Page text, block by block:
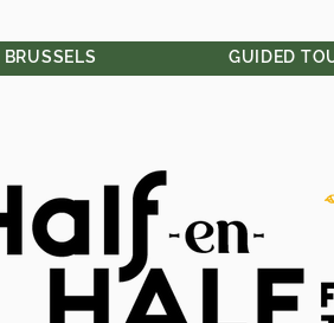
GUIDED